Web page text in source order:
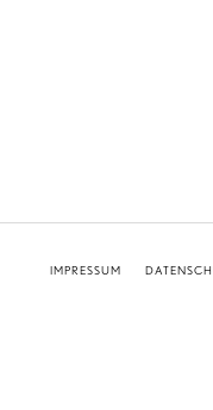
IMPRESSUM